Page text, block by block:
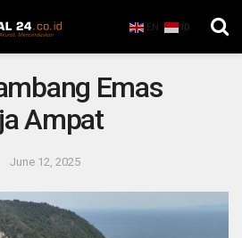
EN ID
Emas
Ampat
June 12, 2025